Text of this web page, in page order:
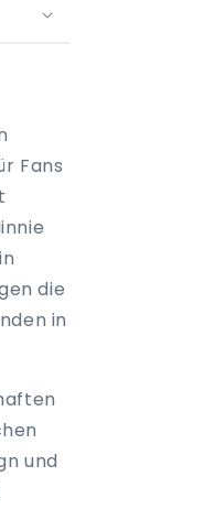
Fans
die
in
und